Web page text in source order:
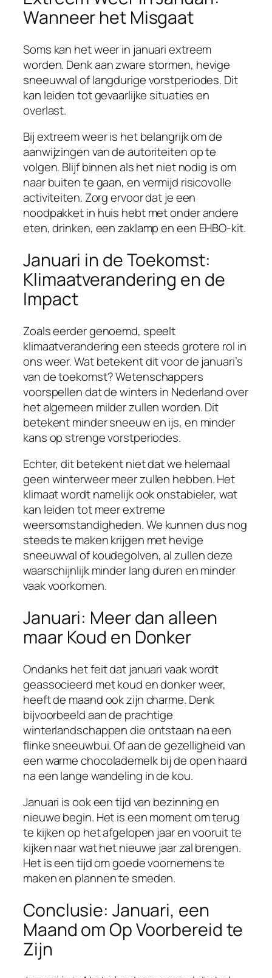
Wanneer het Misgaat
Soms kan het weer in januari extreem
worden. Denk aan zware stormen, hevige
sneeuwval of langdurige vorstperiodes. Dit
kan leiden tot gevaarlijke situaties en
overlast.
Bij extreem weer is het belangrijk om de
aanwijzingen van de autoriteiten op te
volgen. Blijf binnen als het niet nodig is om
naar buiten te gaan, en vermijd risicovolle
activiteiten. Zorg ervoor dat je een
noodpakket in huis hebt met onder andere
eten, drinken, een zaklamp en een EHBO-kit.
Januari in de Toekomst:
Klimaatverandering en de
Impact
Zoals eerder genoemd, speelt
klimaatverandering een steeds grotere rol in
ons weer. Wat betekent dit voor de januari’s
van de toekomst? Wetenschappers
voorspellen dat de winters in Nederland over
het algemeen milder zullen worden. Dit
betekent minder sneeuw en ijs, en minder
kans op strenge vorstperiodes.
Echter, dit betekent niet dat we helemaal
geen winterweer meer zullen hebben. Het
klimaat wordt namelijk ook onstabieler, wat
kan leiden tot meer extreme
weersomstandigheden. We kunnen dus nog
steeds te maken krijgen met hevige
sneeuwval of koudegolven, al zullen deze
waarschijnlijk minder lang duren en minder
vaak voorkomen.
Januari: Meer dan alleen
maar Koud en Donker
Ondanks het feit dat januari vaak wordt
geassocieerd met koud en donker weer,
heeft de maand ook zijn charme. Denk
bijvoorbeeld aan de prachtige
winterlandschappen die ontstaan na een
flinke sneeuwbui. Of aan de gezelligheid van
een warme chocolademelk bij de open haard
na een lange wandeling in de kou.
Januari is ook een tijd van bezinning en
nieuwe begin. Het is een moment om terug
te kijken op het afgelopen jaar en vooruit te
kijken naar wat het nieuwe jaar zal brengen.
Het is een tijd om goede voornemens te
maken en plannen te smeden.
Conclusie: Januari, een
Maand om Op Voorbereid te
Zijn